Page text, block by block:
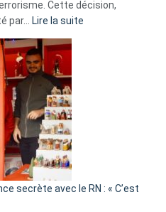
Cette décision,
par…
Lire la suite
Algérie
secrète avec le RN : « C’est